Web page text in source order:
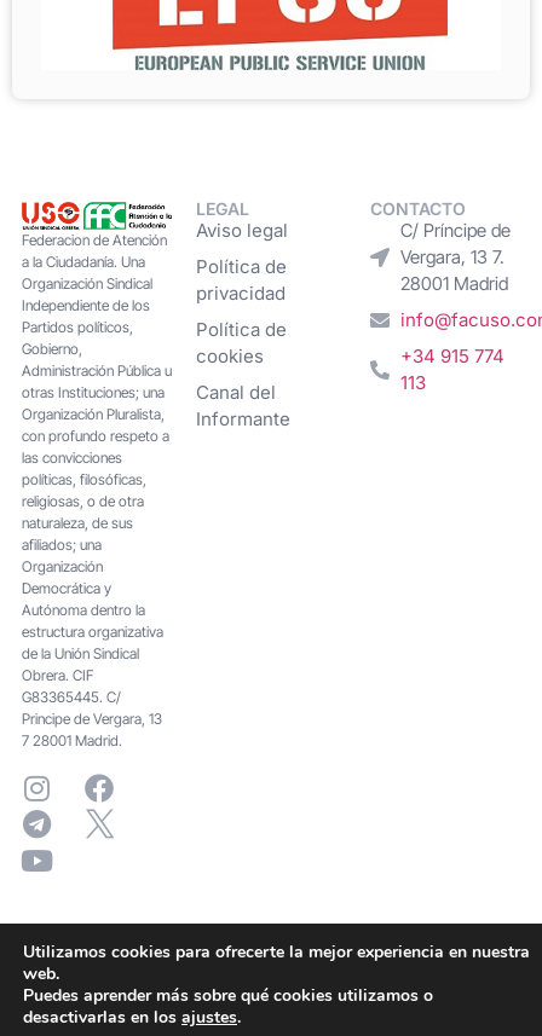
Federacion de Atención
a la Ciudadanía. Una
Organización Sindical
Independiente de los
Partidos políticos,
Gobierno,
Administración Pública u
otras Instituciones; una
Organización Pluralista,
con profundo respeto a
las convicciones
políticas, filosóficas,
religiosas, o de otra
naturaleza, de sus
afiliados; una
Organización
Democrática y
Autónoma dentro la
estructura organizativa
de la Unión Sindical
Obrera. CIF
G83365445. C/
Principe de Vergara, 13
7 28001 Madrid.
LEGAL
Aviso legal
Política de
privacidad
Política de
cookies
Canal del
Informante
CONTACTO
C/ Príncipe de
Vergara, 13 7.
28001 Madrid
+34 915 774
113
Utilizamos cookies para ofrecerte la mejor experiencia en nuestra
web.
Puedes aprender más sobre qué cookies utilizamos o
desactivarlas en los ajustes.